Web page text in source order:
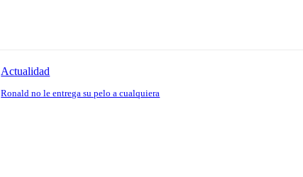
Actualidad
Ronald no le entrega su pelo a cualquiera